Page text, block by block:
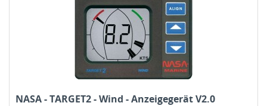
NASA - TARGET2 - Wind - Anzeigegerät V2.0